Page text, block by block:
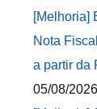
[Melhoria]
Nota
a partir da
05/08/2026